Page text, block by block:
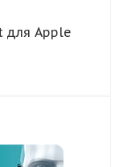
для Apple